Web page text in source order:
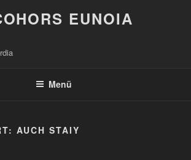
EUNOIA
Menü
AUCH STAIY